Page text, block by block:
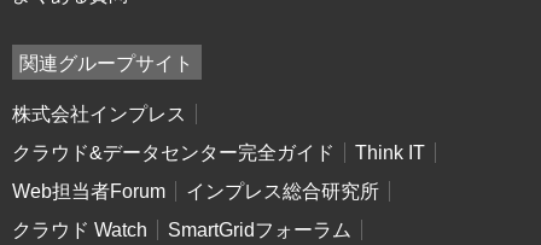
関連グループサイト
株式会社インプレス
クラウド&データセンター完全ガイド
Think IT
Web担当者Forum
インプレス総合研究所
クラウド Watch
SmartGridフォーラム